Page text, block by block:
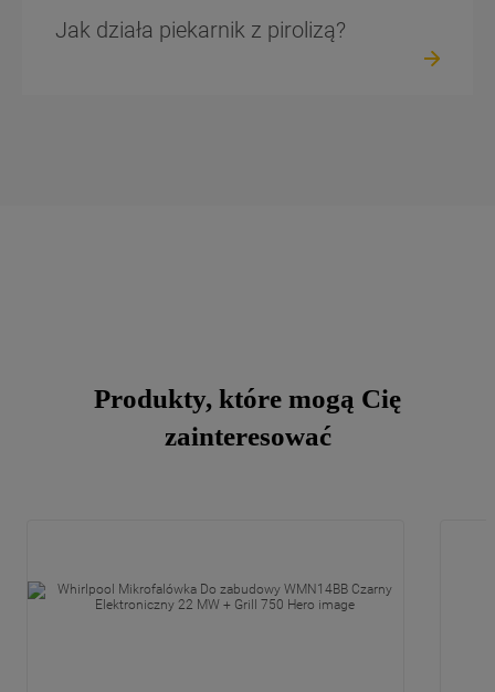
Jak działa piekarnik z pirolizą?
Produkty, które mogą Cię
zainteresować